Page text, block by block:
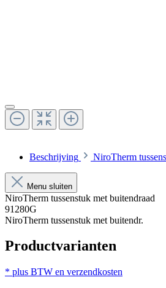
Beschrijving NiroTherm
Menu sluiten
NiroTherm tussenstuk met buitendraad
91280G
NiroTherm tussenstuk met buitendr.
Productvarianten
* plus BTW en verzendkosten